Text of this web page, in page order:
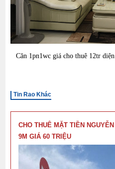
Căn 1pn1wc giá cho thuê 12tr
Tin Rao Khác
CHO THUÊ MẶT TIỀN
9M GIÁ 60 TRIỆU